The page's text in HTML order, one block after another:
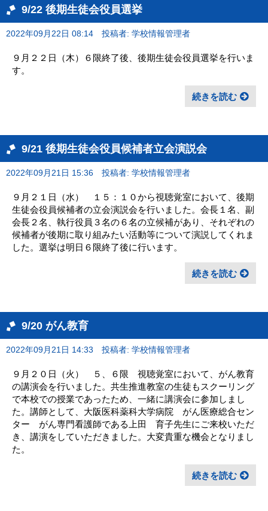
9/22 後期生徒会役員選挙
2022年09月22日 08:14 投稿者: 学校情報管理者
９月２２日（木）６限終了後、後期生徒会役員選挙を行いま
す。
続きを読む
9/21 後期生徒会役員候補者立会演説会
2022年09月21日 15:36 投稿者: 学校情報管理者
９月２１日（水） １５：１０から視聴覚室において、後期
生徒会役員候補者の立会演説会を行いました。会長１名、副
会長２名、執行役員３名の６名の立候補があり、それぞれの
候補者が後期に取り組みたい活動等について演説してくれま
した。選挙は明日６限終了後に行います。
続きを読む
9/20 がん教育
2022年09月21日 14:33 投稿者: 学校情報管理者
９月２０日（火） ５、６限 視聴覚室において、がん教育
の講演会を行いました。共生推進教室の生徒もスクーリング
で本校での授業であったため、一緒に講演会に参加しまし
た。講師として、大阪医科薬科大学病院 がん医療総合セン
ター がん専門看護師である上田 育子先生にご来校いただ
き、講演をしていただきました。大変貴重な機会となりまし
た。
続きを読む